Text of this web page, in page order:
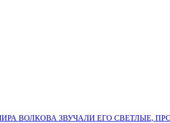
ВОЛКОВА ЗВУЧАЛИ ЕГО СВЕТЛЫЕ,